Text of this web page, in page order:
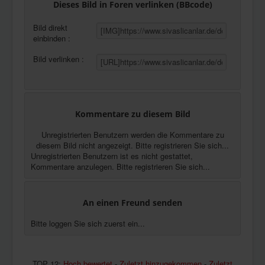
Dieses Bild in Foren verlinken (BBcode)
Bild direkt
einbinden :
Bild verlinken :
Kommentare zu diesem Bild
Unregistrierten Benutzern werden die Kommentare zu
diesem Bild nicht angezeigt. Bitte registrieren Sie sich...
Unregistrierten Benutzern ist es nicht gestattet,
Kommentare anzulegen. Bitte registrieren Sie sich...
An einen Freund senden
Bitte loggen Sie sich zuerst ein...